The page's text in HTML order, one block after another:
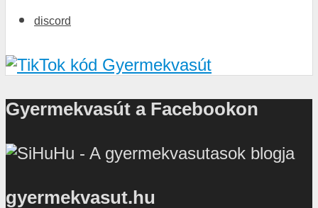
discord
Gyermekvasút a Facebookon
gyermekvasut.hu